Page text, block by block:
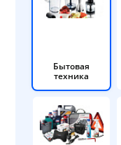
Бытовая
техника